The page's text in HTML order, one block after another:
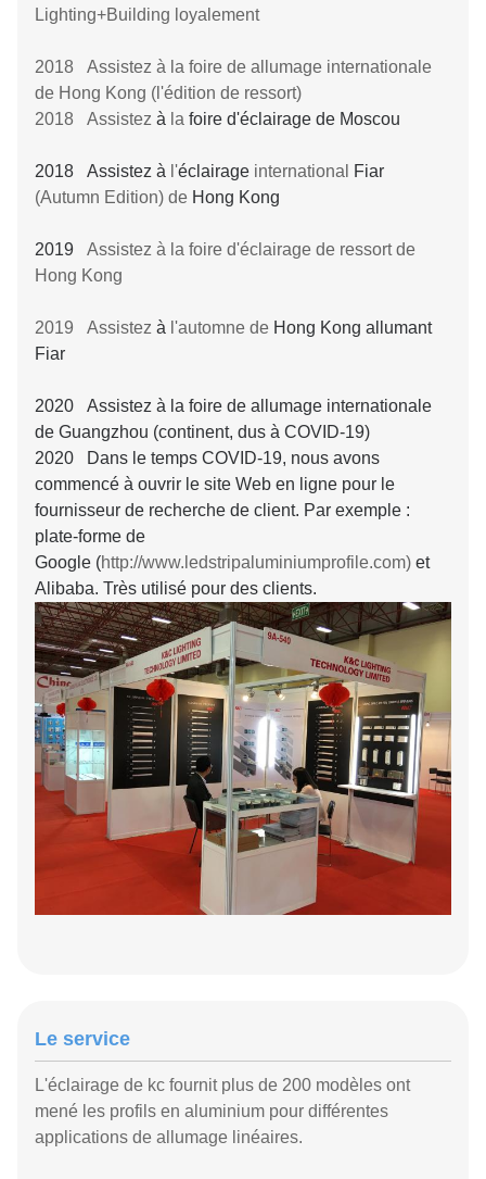
Lighting+Building loyalement
2018 Assistez à la foire de allumage internationale
de Hong Kong (l'édition de ressort)
2018 Assistez à la foire d'éclairage de Moscou
2018 Assistez à l'éclairage international
Fiar
(Autumn Edition) de Hong Kong
2019 Assistez à la foire d'éclairage de ressort de
Hong Kong
2019 Assistez à l'automne de Hong Kong allumant
Fiar
2020 Assistez à la foire de allumage internationale
de Guangzhou (continent, dus à COVID-19)
2020 Dans le temps COVID-19, nous avons
commencé à ouvrir le site Web en ligne pour le
fournisseur de recherche de client. Par exemple :
plate-forme de
Google (http://www.ledstripaluminiumprofile.com) et
Alibaba. Très utilisé pour des clients.
Le service
L'éclairage de kc fournit plus de 200 modèles ont
mené les profils en aluminium pour différentes
applications de allumage linéaires.